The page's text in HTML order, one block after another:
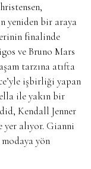
yeniden bir araya
finalinde
ve Bruno Mars
tarzına atıfta
işbirliği yapan
ile yakın bir
Kendall Jenner
alıyor. Gianni
modaya yön